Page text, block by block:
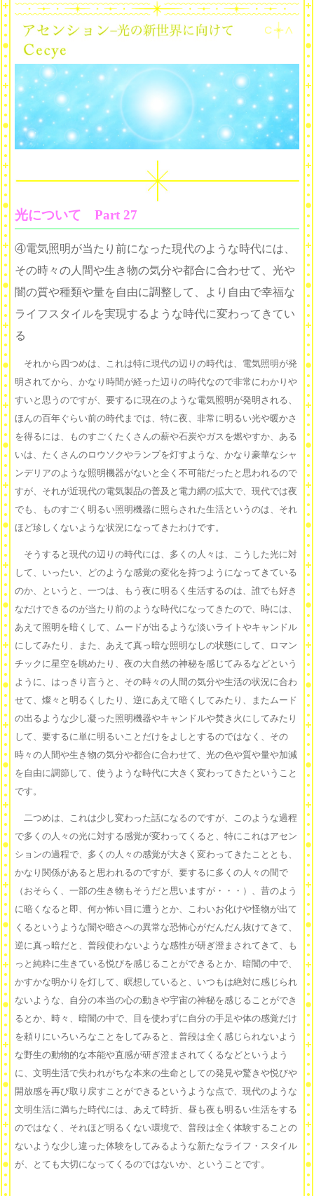
光について Part 27
④電気照明が当たり前になった現代のような時代には、
その時々の人間や生き物の気分や都合に合わせて、光や
闇の質や種類や量を自由に調整して、より自由で幸福な
ライフスタイルを実現するような時代に変わってきてい
る
それから四つめは、これは特に現代の辺りの時代は、電気照明が発
明されてから、かなり時間が経った辺りの時代なので非常にわかりや
すいと思うのですが、要するに現在のような電気照明が発明される、
ほんの百年ぐらい前の時代までは、特に夜、非常に明るい光や暖かさ
を得るには、ものすごくたくさんの薪や石炭やガスを燃やすか、ある
いは、たくさんのロウソクやランプを灯すような、かなり豪華なシャ
ンデリアのような照明機器がないと全く不可能だったと思われるので
すが、それが近現代の電気製品の普及と電力網の拡大で、現代では夜
でも、ものすごく明るい照明機器に照らされた生活というのは、それ
ほど珍しくないような状況になってきたわけです。
そうすると現代の辺りの時代には、多くの人々は、こうした光に対
して、いったい、どのような感覚の変化を持つようになってきている
のか、というと、一つは、もう夜に明るく生活するのは、誰でも好き
なだけできるのが当たり前のような時代になってきたので、時には、
あえて照明を暗くして、ムードが出るような淡いライトやキャンドル
にしてみたり、また、あえて真っ暗な照明なしの状態にして、ロマン
チックに星空を眺めたり、夜の大自然の神秘を感じてみるなどという
ように、はっきり言うと、その時々の人間の気分や生活の状況に合わ
せて、燦々と明るくしたり、逆にあえて暗くしてみたり、またムード
の出るような少し凝った照明機器やキャンドルや焚き火にしてみたり
して、要するに単に明るいことだけをよしとするのではなく、その
時々の人間や生き物の気分や都合に合わせて、光の色や質や量や加減
を自由に調節して、使うような時代に大きく変わってきたということ
です。
二つめは、これは少し変わった話になるのですが、このような過程
で多くの人々の光に対する感覚が変わってくると、特にこれはアセン
ションの過程で、多くの人々の感覚が大きく変わってきたこととも、
かなり関係があると思われるのですが、要するに多くの人々の間で
（おそらく、一部の生き物もそうだと思いますが・・・）、昔のよう
に暗くなると即、何か怖い目に遭うとか、こわいお化けや怪物が出て
くるというような闇や暗さへの異常な恐怖心がだんだん抜けてきて、
逆に真っ暗だと、普段使わないような感性が研ぎ澄まされてきて、も
っと純粋に生きている悦びを感じることができるとか、暗闇の中で、
かすかな明かりを灯して、瞑想していると、いつもは絶対に感じられ
ないような、自分の本当の心の動きや宇宙の神秘を感じることができ
るとか、時々、暗闇の中で、目を使わずに自分の手足や体の感覚だけ
を頼りにいろいろなことをしてみると、普段は全く感じられないよう
な野生の動物的な本能や直感が研ぎ澄まされてくるなどというよう
に、文明生活で失われがちな本来の生命としての発見や驚きや悦びや
開放感を再び取り戻すことができるというような点で、現代のような
文明生活に満ちた時代には、あえて時折、昼も夜も明るい生活をする
のではなく、それほど明るくない環境で、普段は全く体験することの
ないような少し違った体験をしてみるような新たなライフ・スタイル
が、とても大切になってくるのではないか、ということです。